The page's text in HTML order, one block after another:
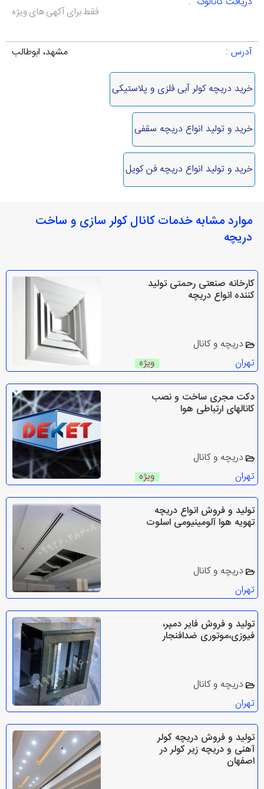
فقط برای آکهی های ویژه
آدرس : مشهد، ابوطالب
خرید دریچه کولر آبی فلزی و پلاستیکی
خرید و تولید انواع دریچه سقفی
خرید و تولید انواع دریچه فن کویل
موارد مشابه خدمات کانال کولر سازی و ساخت
دریچه
کارخانه صنعتی رحمتی تولید
کننده انواع دریچه
دریچه و کانال
تهران
ویژه
دکت مجری ساخت و نصب
کانالهای ارتباطی هوا
دریچه و کانال
تهران
ویژه
تولید و فروش انواع دریچه
تهویه هوا آلومینیومی اسلوت
دریچه و کانال
تهران
تولید و فروش فایر دمپر،
فیوزی،موتوری ضدافنجار
دریچه و کانال
تهران
تولید و فروش دریچه کولر
آهنی و دریچه زیر کولر در
اصفهان